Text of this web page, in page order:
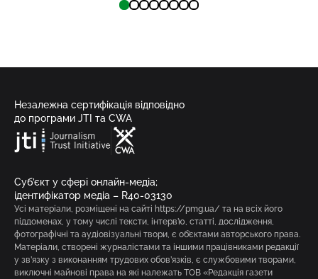
Незалежна сертифікація відповідно
до програми JTI та CWA
Суб’єкт у сфері онлайн-медіа;
ідентифікатор медіа – R40-03130
Усі матеріали, розміщені на сайті https://pmg.ua/ та на всіх його
піддоменах, у тому числі тексти, інтерв’ю, статті, дослідження,
фотографічні та аудіовізуальні твори, є об’єктами авторського права.
Матеріали, створені журналістами та іншими працівниками редакції
у зв’язку з виконанням трудових обов’язків, є службовими творами,
виключні майнові права на які належать ТОВ «Редакція газети